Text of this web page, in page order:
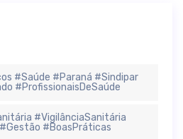
#Saúde #Paraná #Sindipar
#ProfissionaisDeSaúde
#VigilânciaSanitária
#BoasPráticas